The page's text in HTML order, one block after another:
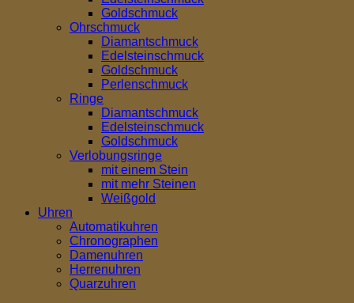
Goldschmuck
Ohrschmuck
Diamantschmuck
Edelsteinschmuck
Goldschmuck
Perlenschmuck
Ringe
Diamantschmuck
Edelsteinschmuck
Goldschmuck
Verlobungsringe
mit einem Stein
mit mehr Steinen
Weißgold
Uhren
Automatikuhren
Chronographen
Damenuhren
Herrenuhren
Quarzuhren